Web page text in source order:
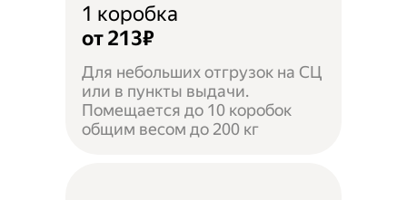
1 коробка
от 213₽
Для небольших отгрузок на СЦ
или в пункты выдачи.
Помещается до 10 коробок
общим весом до 200 кг